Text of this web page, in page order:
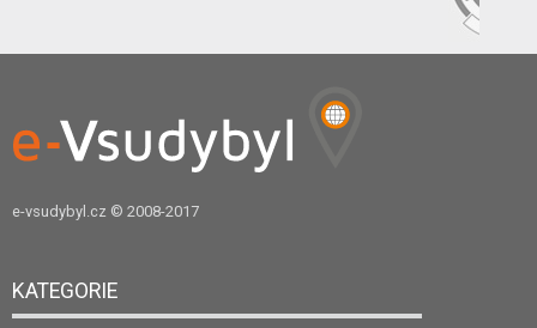
e-vsudybyl.cz © 2008-2017
KATEGORIE